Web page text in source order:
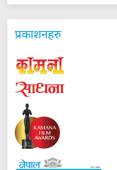
प्रकाशनहरु